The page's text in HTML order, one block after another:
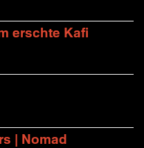
erschte Kafi
| Nomad